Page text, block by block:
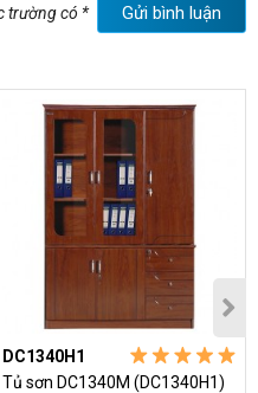
trường có * Gửi bình luận
DC1340H1
Tủ sơn DC1340M (DC1340H1)